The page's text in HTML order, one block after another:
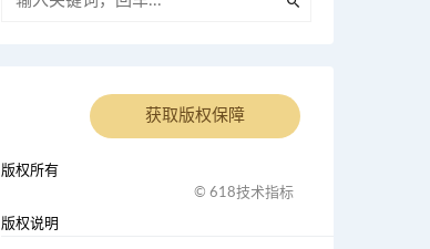
获取版权保障
版权所有
© 618技术指标
版权说明